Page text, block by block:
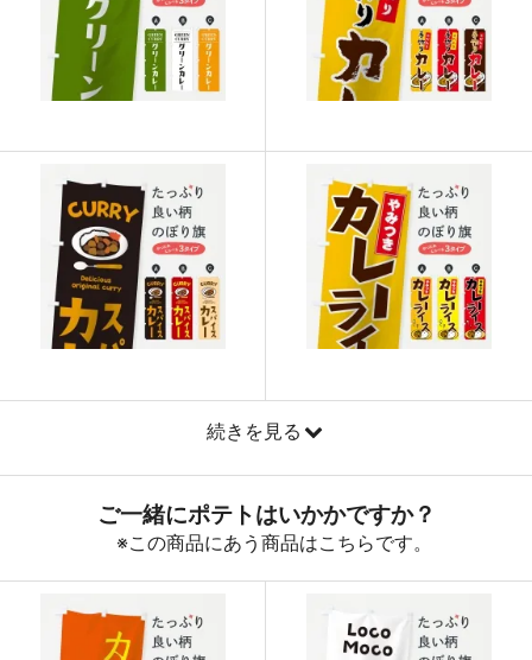
26 911 23686
27 909 24543
29 905 26245
30 902 27060
31 901 27931
32 899 28768
33 897 29601
893
888 32856
887 33706
40 883 35320
続きを見る